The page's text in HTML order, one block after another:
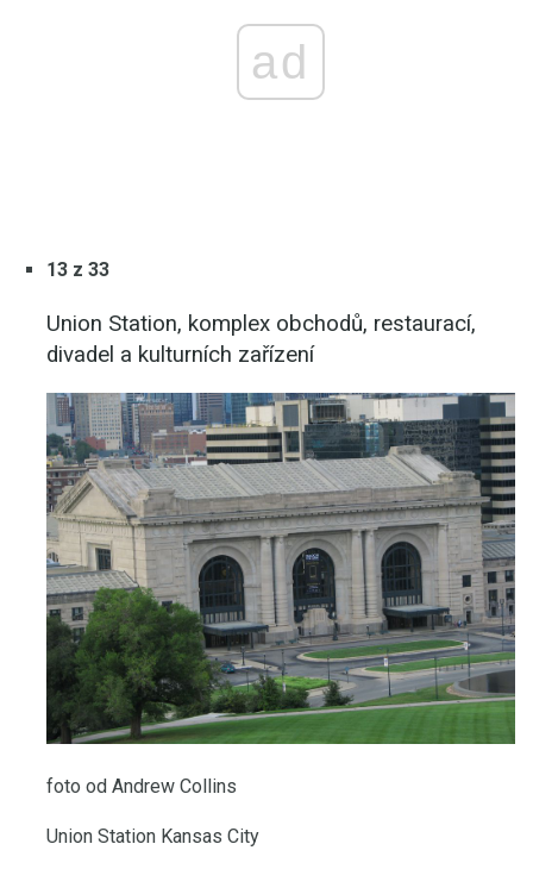
ad
13 z 33
Union Station, komplex obchodů, restaurací,
divadel a kulturních zařízení
foto od Andrew Collins
Union Station Kansas City